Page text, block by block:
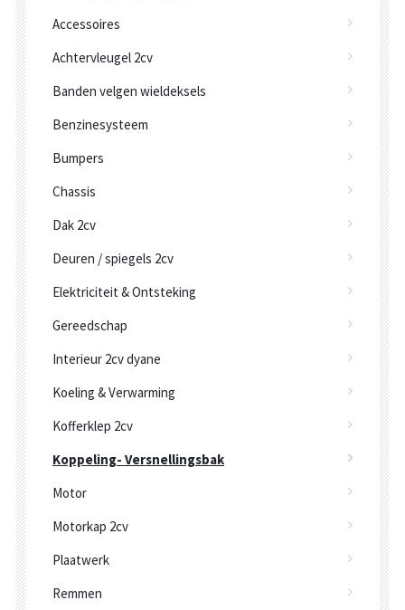
Accessoires
Achtervleugel 2cv
Banden velgen wieldeksels
Benzinesysteem
Bumpers
Chassis
Dak 2cv
Deuren / spiegels 2cv
Elektriciteit & Ontsteking
Gereedschap
Interieur 2cv dyane
Koeling & Verwarming
Kofferklep 2cv
Koppeling- Versnellingsbak
Motor
Motorkap 2cv
Plaatwerk
Remmen